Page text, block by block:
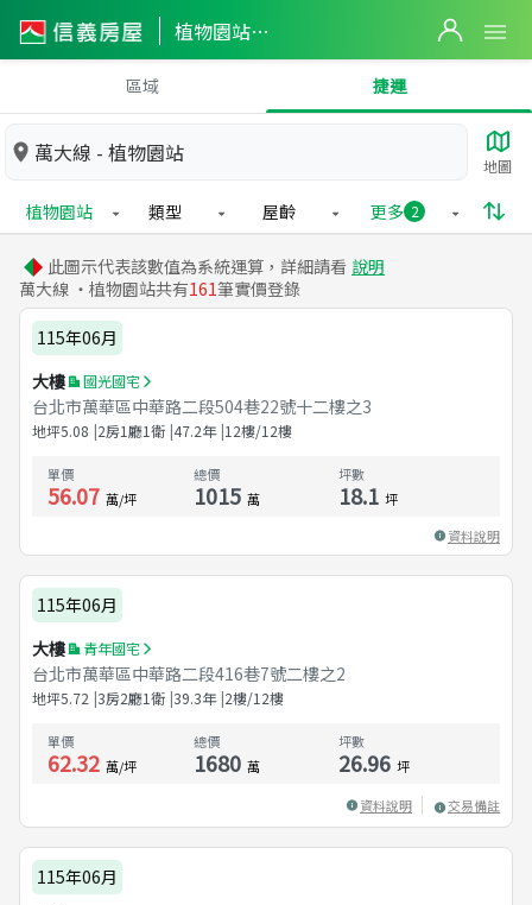
植物園站實價登錄
區域 捷運
萬大線 - 植物園站 地圖
植物園站 類型 屋齡 更多 2
此圖示代表該數值為系統運算，詳細請看 說明
萬大線 ・植物園站共有161筆實價登錄
115年06月
大樓
國光國宅
台北市萬華區中華路二段504巷22號十二樓之3
地坪5.08 2房1廳1衛 47.2年 12樓/12樓
單價
56.07 萬/坪
總價
1015 萬
坪數
18.1 坪
資料說明
115年06月
大樓
青年國宅
台北市萬華區中華路二段416巷7號二樓之2
地坪5.72 3房2廳1衛 39.3年 2樓/12樓
單價
62.32 萬/坪
總價
1680 萬
坪數
26.96 坪
資料說明 交易備註
115年06月